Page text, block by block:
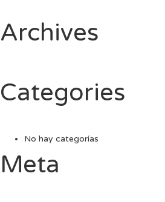
Archives
Categories
No hay categorías
Meta